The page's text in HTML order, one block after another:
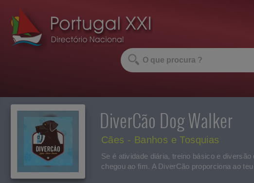
DiverCão Dog Walker
Cães - Banhos e Tosquias
Se é atividade diária, treino básico e
chegou ao fim. A DiverCão proporciona ao